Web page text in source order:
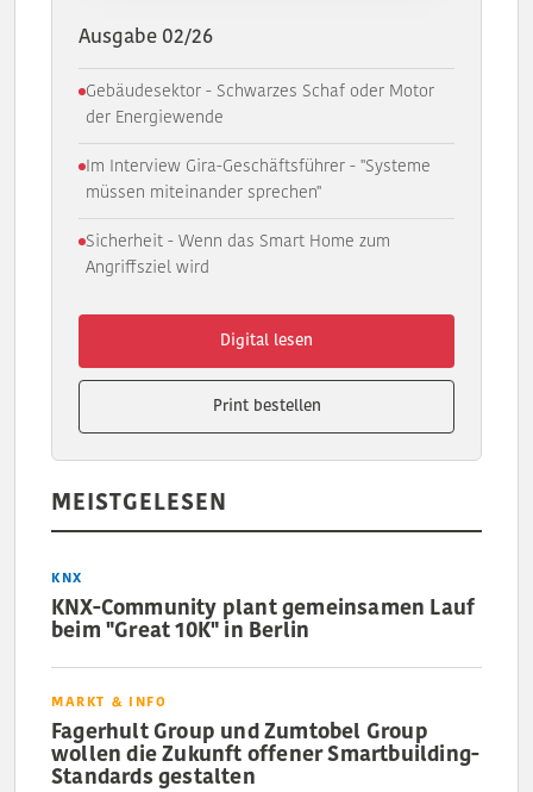
Ausgabe 02/26
Gebäudesektor - Schwarzes Schaf oder Motor
der Energiewende
Im Interview Gira-Geschäftsführer - "Systeme
müssen miteinander sprechen"
Sicherheit - Wenn das Smart Home zum
Angriffsziel wird
Digital lesen
Print bestellen
MEISTGELESEN
KNX
KNX-Community plant gemeinsamen Lauf
beim "Great 10K" in Berlin
MARKT & INFO
Fagerhult Group und Zumtobel Group
wollen die Zukunft offener Smartbuilding-
Standards gestalten